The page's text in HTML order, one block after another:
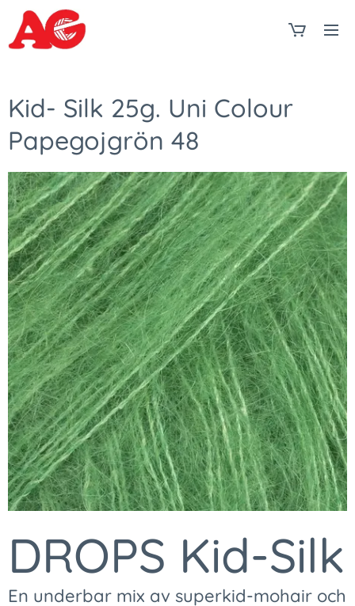
Kid- Silk 25g. Uni Colour
Papegojgrön 48
DROPS Kid-Silk
En underbar mix av superkid-mohair och